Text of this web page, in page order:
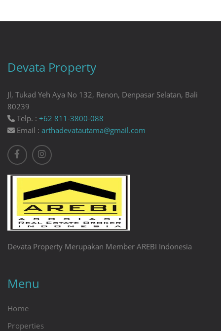
Devata Property
Jl, Tukad Yeh Aya No 132, Renon, Denpasar Selatan, Bali
80239
Telp. : +62 811-3800-088
Email : arthadevatautama@gmail.com
Devata Property Merupakan Member AREBI Indonesia
Menu
Home
Properties